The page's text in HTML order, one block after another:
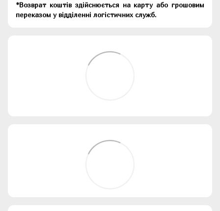
*Возврат коштів здійснюється на карту або грошовим
переказом у відділенні логістичних служб.